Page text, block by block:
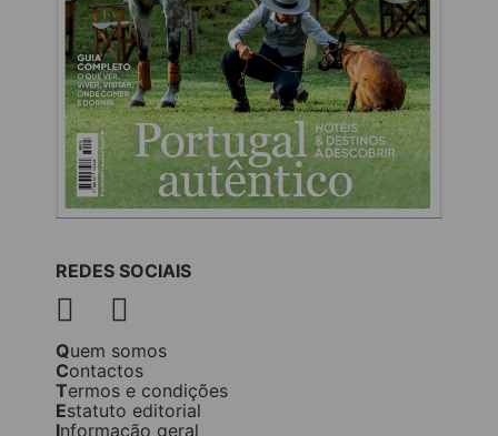
REDES SOCIAIS
Quem somos
Contactos
Termos e condições
Estatuto editorial
Informação geral